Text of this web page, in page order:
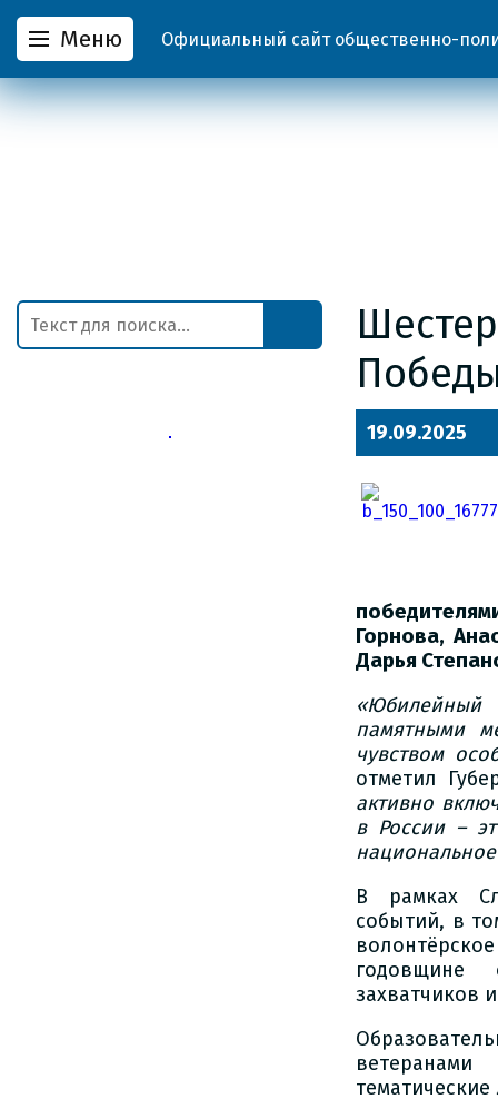
Меню Официальный сайт общественно-
19.09.2025
Горнова,
Дарья
памятными
чувством
отметил
активно
в России –
В рамках
событий, в
годовщине
захватчиков